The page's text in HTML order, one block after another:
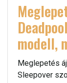
modell,
Meglepetés
Sleepover